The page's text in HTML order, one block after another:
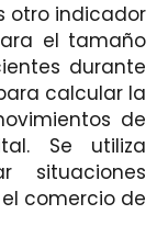
otro indicador
el tamaño
durante
calcular la
de
Se utiliza
situaciones
comercio de